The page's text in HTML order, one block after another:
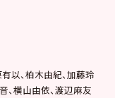
以、柏木由紀、加藤玲
、横山由依、渡辺麻友